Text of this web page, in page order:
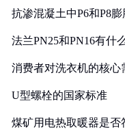
抗渗混凝土中P6和P8
法兰PN25和PN16有什
消费者对洗衣机的核心
U型螺栓的国家标准
煤矿用电热取暖器是